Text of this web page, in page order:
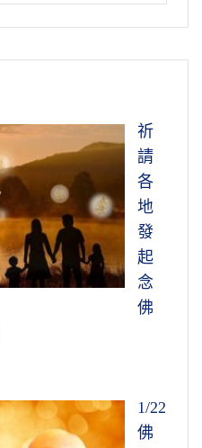
祈
請
各
地
發
起
念
佛
1/22
佛